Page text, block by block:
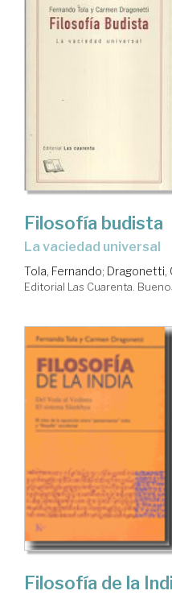
Filosofía budista
la vaciedad universal
Tola, Fernando; Dragonetti,
Editorial Las Cuarenta.
Filosofía de la